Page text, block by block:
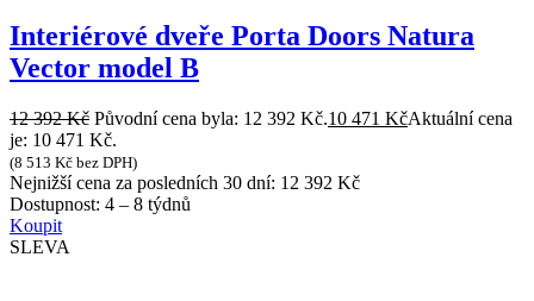
Interiérové dveře Porta Doors Natura
Vector model B
12 392Kč Původní cena byla: 12 392 Kč.10 471 KčAktuální cena
je: 10 471 Kč.
(8 513 Kč bez DPH)
Nejnižší cena za posledních 30 dní: 12 392 Kč
Dostupnost: 4 – 8 týdnů
Koupit
SLEVA